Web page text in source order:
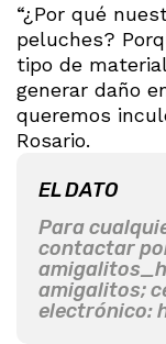
“¿Por qué
peluches?
tipo de
generar daño
queremos
Rosario.
EL DATO
Para
contactar
amigalitos;
electrónico: